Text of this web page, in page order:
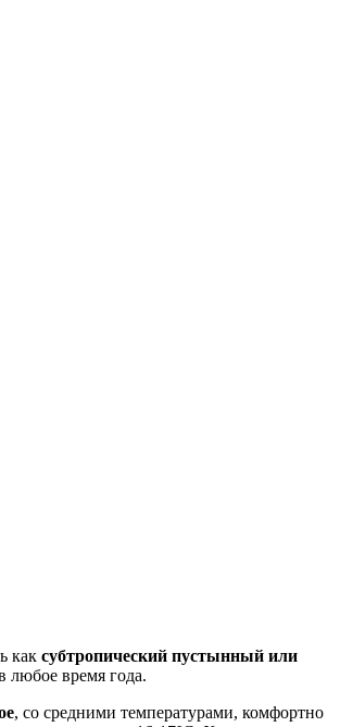
как субтропический пустынный или
любое время года.
, со средними температурами, комфортно